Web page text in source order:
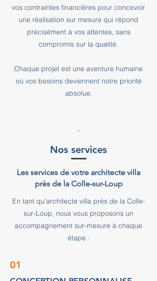
vos contraintes financières pour concevoir
une réalisation sur mesure qui répond
précisément à vos attentes, sans
compromis sur la qualité.
Chaque projet est une aventure humaine
où vos besoins deviennent notre priorité
absolue.
-
Nos services
Les services de votre architecte villa
près de la Colle-sur-Loup
En tant qu'architecte villa près de la Colle-
sur-Loup, nous vous proposons un
accompagnement sur-mesure à chaque
étape :
01